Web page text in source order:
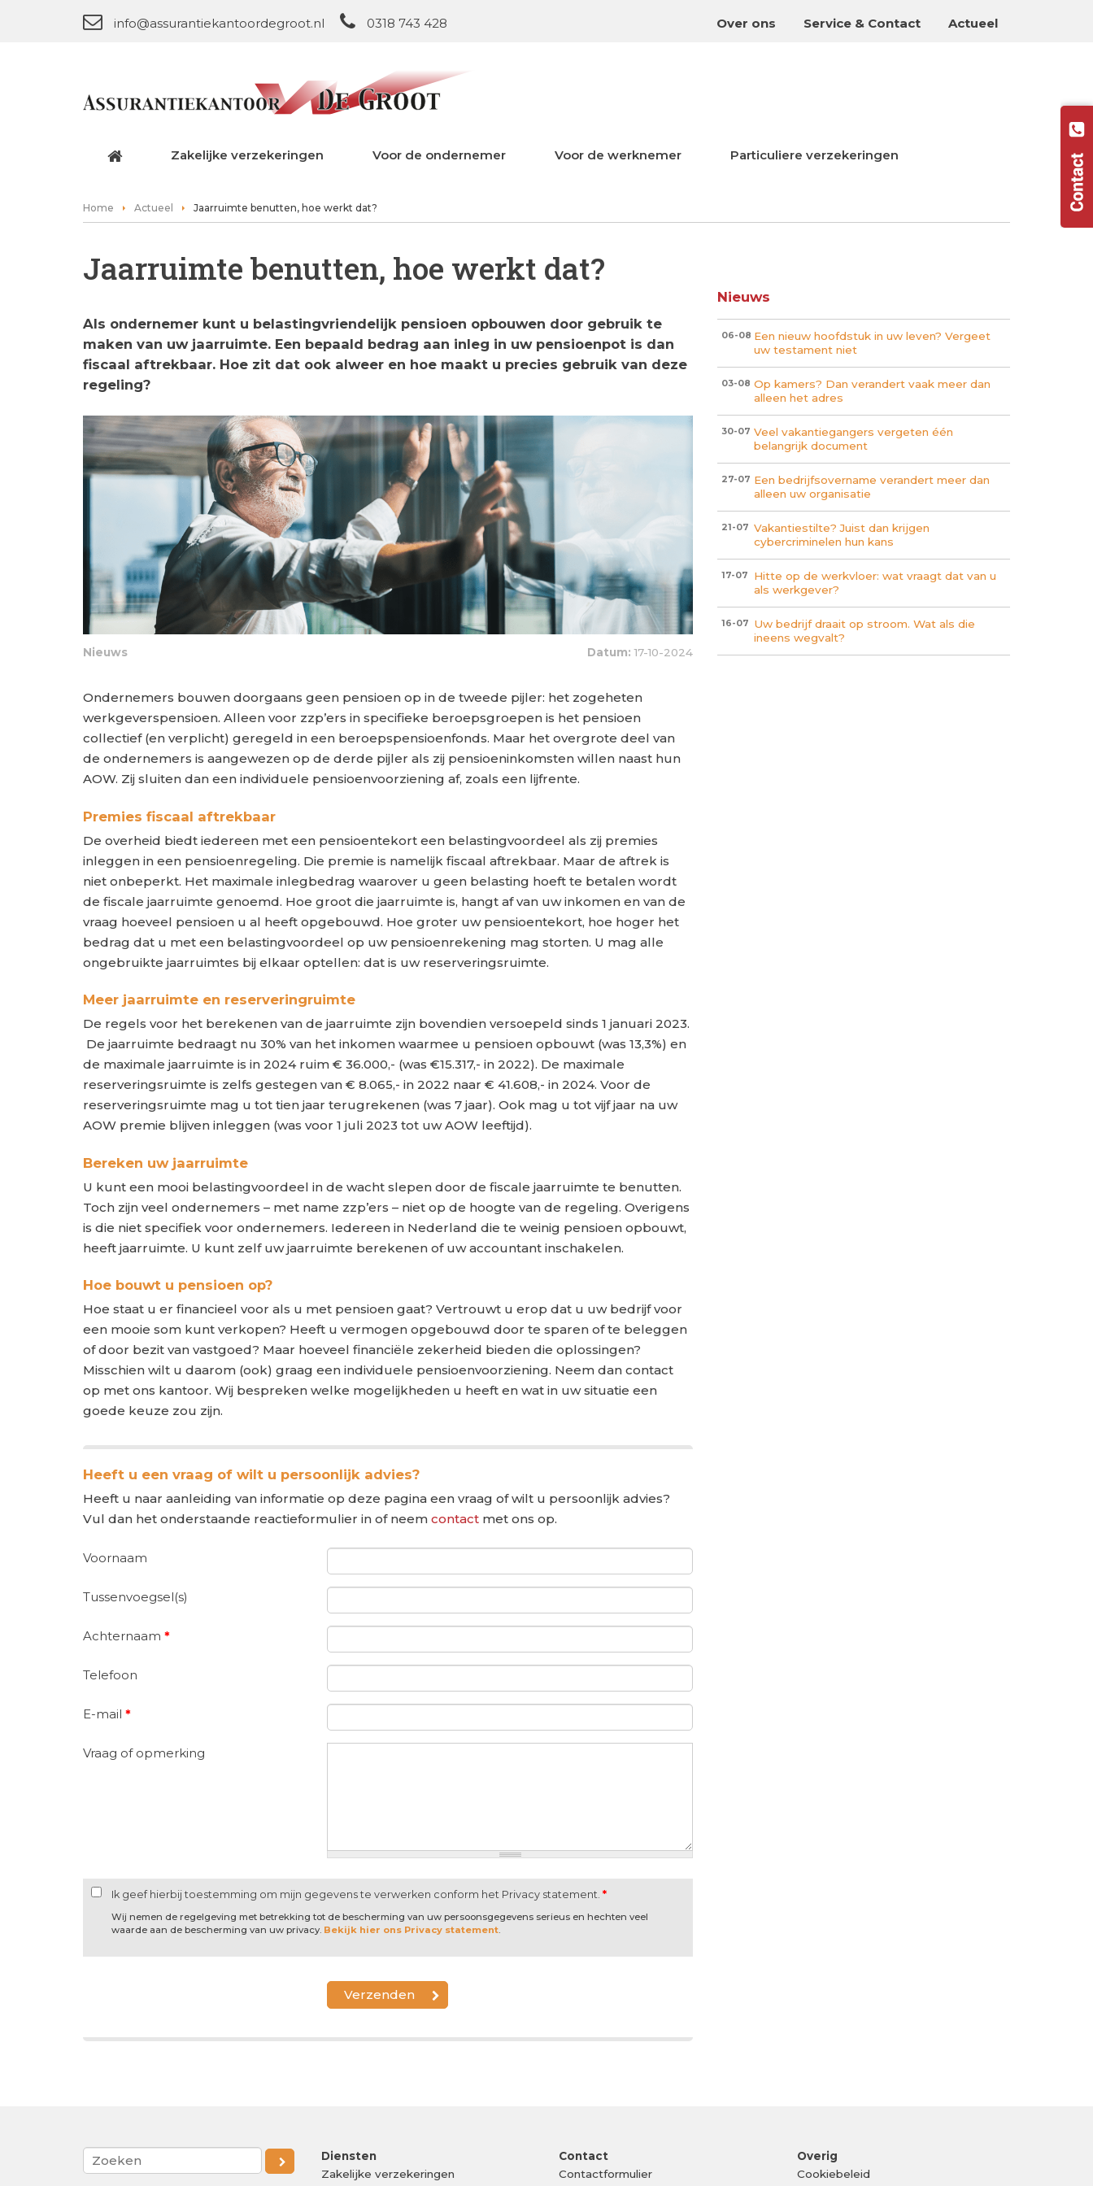
info@assurantiekantoordegroot.nl 0318 743 428 Over ons Service & Contact Actueel
Zakelijke verzekeringen Voor de ondernemer Voor de werknemer Particuliere verzekeringen
Home Actueel Jaarruimte benutten, hoe werkt dat?
Jaarruimte benutten, hoe werkt dat?
Als ondernemer kunt u belastingvriendelijk pensioen opbouwen door gebruik te
maken van uw jaarruimte. Een bepaald bedrag aan inleg in uw pensioenpot is dan
fiscaal aftrekbaar. Hoe zit dat ook alweer en hoe maakt u precies gebruik van deze
regeling?
Nieuws Datum:17-10-2024
Ondernemers bouwen doorgaans geen pensioen op in de tweede pijler: het zogeheten
werkgeverspensioen. Alleen voor zzp’ers in specifieke beroepsgroepen is het pensioen
collectief (en verplicht) geregeld in een beroepspensioenfonds. Maar het overgrote deel van
de ondernemers is aangewezen op de derde pijler als zij pensioeninkomsten willen naast hun
AOW. Zij sluiten dan een individuele pensioenvoorziening af, zoals een lijfrente.
Premies fiscaal aftrekbaar
De overheid biedt iedereen met een pensioentekort een belastingvoordeel als zij premies
inleggen in een pensioenregeling. Die premie is namelijk fiscaal aftrekbaar. Maar de aftrek is
niet onbeperkt. Het maximale inlegbedrag waarover u geen belasting hoeft te betalen wordt
de fiscale jaarruimte genoemd. Hoe groot die jaarruimte is, hangt af van uw inkomen en van de
vraag hoeveel pensioen u al heeft opgebouwd. Hoe groter uw pensioentekort, hoe hoger het
bedrag dat u met een belastingvoordeel op uw pensioenrekening mag storten. U mag alle
ongebruikte jaarruimtes bij elkaar optellen: dat is uw reserveringsruimte.
Meer jaarruimte en reserveringruimte
De regels voor het berekenen van de jaarruimte zijn bovendien versoepeld sinds 1 januari 2023.
De jaarruimte bedraagt nu 30% van het inkomen waarmee u pensioen opbouwt (was 13,3%) en
de maximale jaarruimte is in 2024 ruim € 36.000,- (was €15.317,- in 2022). De maximale
reserveringsruimte is zelfs gestegen van € 8.065,- in 2022 naar € 41.608,- in 2024. Voor de
reserveringsruimte mag u tot tien jaar terugrekenen (was 7 jaar). Ook mag u tot vijf jaar na uw
AOW premie blijven inleggen (was voor 1 juli 2023 tot uw AOW leeftijd).
Bereken uw jaarruimte
U kunt een mooi belastingvoordeel in de wacht slepen door de fiscale jaarruimte te benutten.
Toch zijn veel ondernemers – met name zzp’ers – niet op de hoogte van de regeling. Overigens
is die niet specifiek voor ondernemers. Iedereen in Nederland die te weinig pensioen opbouwt,
heeft jaarruimte. U kunt zelf uw jaarruimte berekenen of uw accountant inschakelen.
Hoe bouwt u pensioen op?
Hoe staat u er financieel voor als u met pensioen gaat? Vertrouwt u erop dat u uw bedrijf voor
een mooie som kunt verkopen? Heeft u vermogen opgebouwd door te sparen of te beleggen
of door bezit van vastgoed? Maar hoeveel financiële zekerheid bieden die oplossingen?
Misschien wilt u daarom (ook) graag een individuele pensioenvoorziening. Neem dan contact
op met ons kantoor. Wij bespreken welke mogelijkheden u heeft en wat in uw situatie een
goede keuze zou zijn.
Heeft u een vraag of wilt u persoonlijk advies?
Heeft u naar aanleiding van informatie op deze pagina een vraag of wilt u persoonlijk advies?
Vul dan het onderstaande reactieformulier in of neem contact met ons op.
Voornaam
Tussenvoegsel(s)
Achternaam *
Telefoon
E-mail *
Vraag of opmerking
Ik geef hierbij toestemming om mijn gegevens te verwerken conform het Privacy statement. *
Wij nemen de regelgeving met betrekking tot de bescherming van uw persoonsgegevens serieus en hechten veel
waarde aan de bescherming van uw privacy. Bekijk hier ons Privacy statement.
Nieuws
06-08 Een nieuw hoofdstuk in uw leven? Vergeet
uw testament niet
03-08 Op kamers? Dan verandert vaak meer dan
alleen het adres
30-07 Veel vakantiegangers vergeten één
belangrijk document
27-07 Een bedrijfsovername verandert meer dan
alleen uw organisatie
21-07 Vakantiestilte? Juist dan krijgen
cybercriminelen hun kans
17-07
Hitte op de werkvloer: wat vraagt dat van u
als werkgever?
16-07
Uw bedrijf draait op stroom. Wat als die
ineens wegvalt?
Diensten
Zakelijke verzekeringen
Contact
Contactformulier
Overig
Cookiebeleid